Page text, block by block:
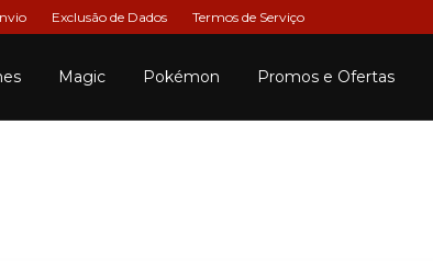
Exclusão de Dados Termos de Serviço
Magic Pokémon Promos e Ofertas